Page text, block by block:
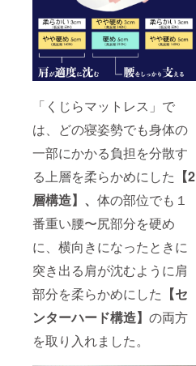
「くじらマットレス」で
は、どの寝姿勢でも身体の
一部にかかる負担を分散す
る上層を柔らかめにした 【2
層構造】 、 体の部位でも１
番重い腰〜尻部分を硬め
に、横向きになったときに
突き出る肩が沈むように肩
部分を柔らかめにした 【セ
ンターハード構造】 の両方
を取り入れました。